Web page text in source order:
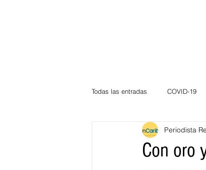
Todas las entradas COVID-19
Atlántico
Con oro
Periodista